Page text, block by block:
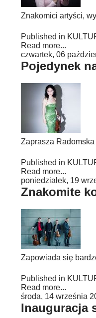
Znakomici artyści,
Published in
Read more...
czwartek, 06
Pojedynek
Zaprasza
Published in
Read more...
poniedziałek, 19
Znakomite
Zapowiada się
Published in
Read more...
środa, 14 września
Inauguracja